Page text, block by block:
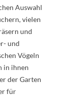
Auswahl
vielen
und
und
Vögeln
in ihnen
der Garten
für